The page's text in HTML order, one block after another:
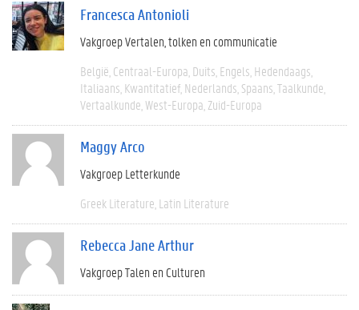
Francesca Antonioli
Vakgroep Vertalen, tolken en communicatie
België Centraal-Europa Duits Engels Hedendaags
Italiaans Kwantitatief Nederlands Spaans Taalkunde
Vertaalkunde West-Europa Zuid-Europa
Maggy Arco
Vakgroep Letterkunde
Greek Literature Latin Literature
Rebecca Jane Arthur
Vakgroep Talen en Culturen